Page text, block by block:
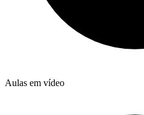
Aulas em vídeo